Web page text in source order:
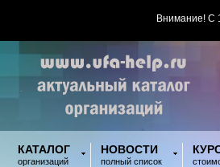
Внимание! С
КАТАЛОГ
организаций
НОВОСТИ
полный список